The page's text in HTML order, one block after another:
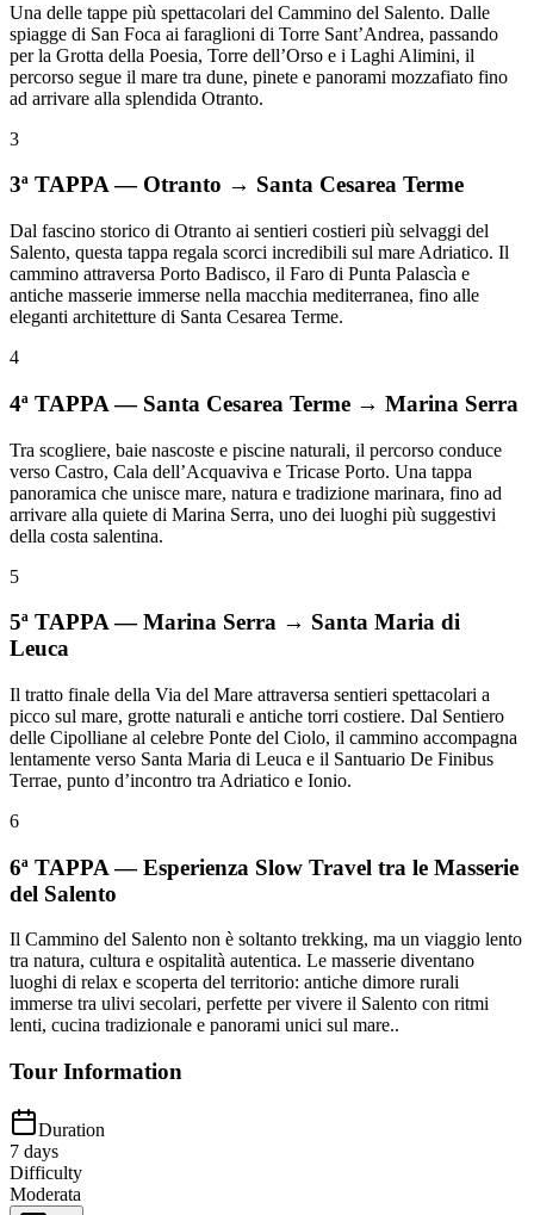
Una delle tappe più spettacolari del Cammino del Salento. Dalle
spiagge di San Foca ai faraglioni di Torre Sant’Andrea, passando
per la Grotta della Poesia, Torre dell’Orso e i Laghi Alimini, il
percorso segue il mare tra dune, pinete e panorami mozzafiato fino
ad arrivare alla splendida Otranto.
3
3ª TAPPA — Otranto → Santa Cesarea Terme
Dal fascino storico di Otranto ai sentieri costieri più selvaggi del
Salento, questa tappa regala scorci incredibili sul mare Adriatico. Il
cammino attraversa Porto Badisco, il Faro di Punta Palascìa e
antiche masserie immerse nella macchia mediterranea, fino alle
eleganti architetture di Santa Cesarea Terme.
4
4ª TAPPA — Santa Cesarea Terme → Marina Serra
Tra scogliere, baie nascoste e piscine naturali, il percorso conduce
verso Castro, Cala dell’Acquaviva e Tricase Porto. Una tappa
panoramica che unisce mare, natura e tradizione marinara, fino ad
arrivare alla quiete di Marina Serra, uno dei luoghi più suggestivi
della costa salentina.
5
5ª TAPPA — Marina Serra → Santa Maria di
Leuca
Il tratto finale della Via del Mare attraversa sentieri spettacolari a
picco sul mare, grotte naturali e antiche torri costiere. Dal Sentiero
delle Cipolliane al celebre Ponte del Ciolo, il cammino accompagna
lentamente verso Santa Maria di Leuca e il Santuario De Finibus
Terrae, punto d’incontro tra Adriatico e Ionio.
6
6ª TAPPA — Esperienza Slow Travel tra le Masserie
del Salento
Il Cammino del Salento non è soltanto trekking, ma un viaggio lento
tra natura, cultura e ospitalità autentica. Le masserie diventano
luoghi di relax e scoperta del territorio: antiche dimore rurali
immerse tra ulivi secolari, perfette per vivere il Salento con ritmi
lenti, cucina tradizionale e panorami unici sul mare..
Tour Information
Duration
7 days
Difficulty
Moderata